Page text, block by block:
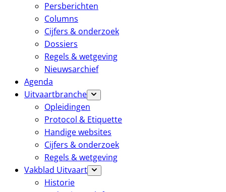
Persberichten
Columns
Cijfers & onderzoek
Dossiers
Regels & wetgeving
Nieuwsarchief
Agenda
Uitvaartbranche
Opleidingen
Protocol & Etiquette
Handige websites
Cijfers & onderzoek
Regels & wetgeving
Vakblad Uitvaart
Historie